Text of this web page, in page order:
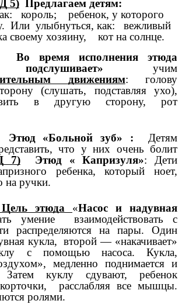
5) Предлагаем детям:
король; ребенок, у которого
Или улыбнуться, как: вежливый
своему хозяину, кот на солнце.
Во время исполнения этюда
учим
движениям: голову
(слушать, подставляя ухо),
в другую сторону, рот
«Больной зуб» :
Детям
что у них очень болит
7)Этюд « Капризуля»: Дети
ребенка, который ноет,
на ручки.
этюда «Насос и надувная
умение взаимодействовать с
распределяются на пары. Один
кукла, второй — «накачивает»
с помощью насоса. Кукла,
медленно поднимается и
Затем куклу сдувают, ребенок
корточки, расслабляя все мышцы.
ролями.